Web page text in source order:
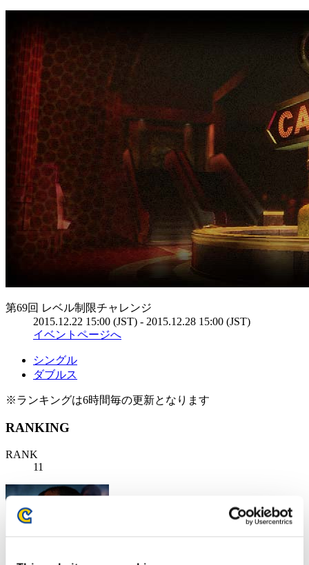
第69回 レベル制限チャレンジ
2015.12.22 15:00 (JST) - 2015.12.28 15:00 (JST)
イベントページへ
シングル
ダブルス
※ランキングは6時間毎の更新となります
RANKING
RANK
11